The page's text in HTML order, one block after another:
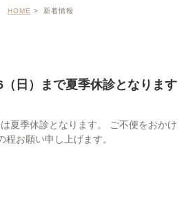
HOME 新着情報
日）まで夏季休診となります
夏季休診となります。 ご不便をおかけ
程お願い申し上げます。